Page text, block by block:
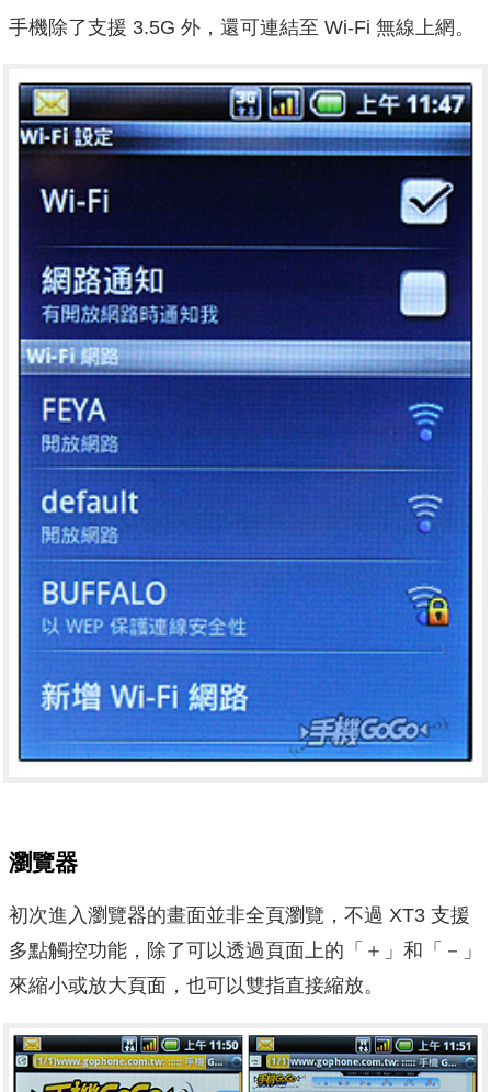
手機除了支援 3.5G 外，還可連結至 Wi-Fi 無線上網。
瀏覽器
初次進入瀏覽器的畫面並非全頁瀏覽，不過 XT3 支援
多點觸控功能，除了可以透過頁面上的「＋」和「－」
來縮小或放大頁面，也可以雙指直接縮放。